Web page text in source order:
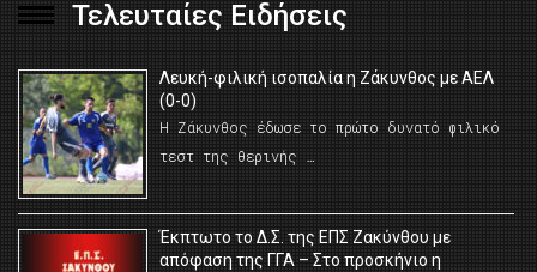
Τελευταίες Ειδήσεις
Λευκή-φιλική ισοπαλία η Ζάκυνθος με ΑΕΛ
(0-0)
Η Ζάκυνθος έδωσε το πρώτο δυνατό φιλικό
τεστ της θερινής …
Έκπτωτο το Δ.Σ. της ΕΠΣ Ζακύνθου με
απόφαση της ΓΓΑ – Στο προσκήνιο η